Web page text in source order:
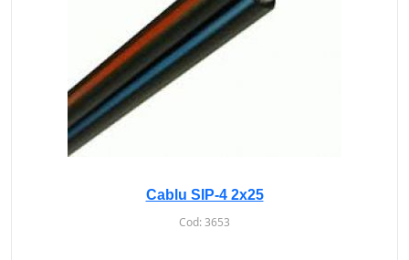
Cablu SIP-4 2x25
Cod:3653